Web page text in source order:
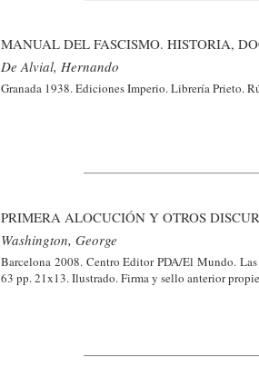
MANUAL DEL FASCISMO. HISTORIA,
De Alvial, Hernando
Granada 1938. Ediciones Imperio. Librería Prieto.
PRIMERA ALOCUCIÓN Y OTROS
Washington, George
Barcelona 2008. Centro Editor PDA/El Mundo.
63 pp. 21x13. Ilustrado. Firma y sello anterior